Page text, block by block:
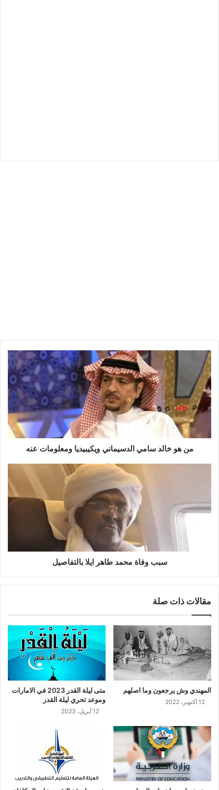
من هو خالد سامي الدسيماني ويكيبيديا ومعلومات عنه
سبب وفاة محمد طاهر ايلا بالتفاصيل
مقالات ذات صلة
المهندي وش يرجعون وما اصلهم
12 أكتوبر، 2022
متى ليلة القدر 2023 في الامارات
وموعد تحري ليلة القدر
12 أبريل، 2023